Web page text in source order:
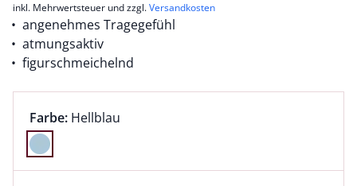
inkl. Mehrwertsteuer und zzgl.Versandkosten
angenehmes Tragegefühl
atmungsaktiv
figurschmeichelnd
Farbauswahl:
Farbe: aktuell ausgewählt:
Hellblau
Farbe Hellblau ausgewählt